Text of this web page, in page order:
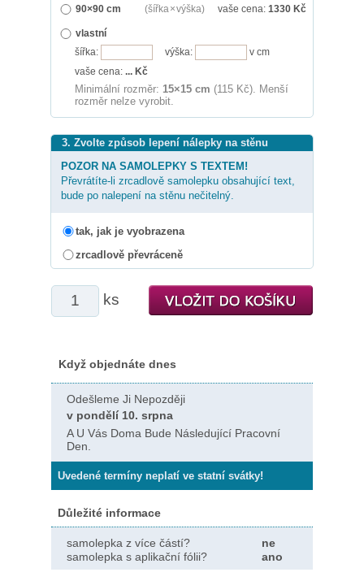
90×90 cm
(šířka × výška) vaše cena: 1330 Kč
vlastní
šířka:
výška:
v cm
vaše cena: ... Kč
Minimální rozměr: 15×15 cm (115 Kč). Menší
rozměr nelze vyrobit.
3. Zvolte způsob lepení nálepky na stěnu
POZOR NA SAMOLEPKY S TEXTEM!
Převrátíte-li zrcadlově samolepku obsahující text,
bude po nalepení na stěnu nečitelný.
tak, jak je vyobrazena
zrcadlově převráceně
ks
Když objednáte dnes
Odešleme Ji Nepozději
v pondělí 10. srpna
A U Vás Doma Bude Následující Pracovní
Den.
Uvedené termíny neplatí ve statní svátky!
Důležité informace
samolepka z více částí?
ne
samolepka s aplikační fólii?
ano